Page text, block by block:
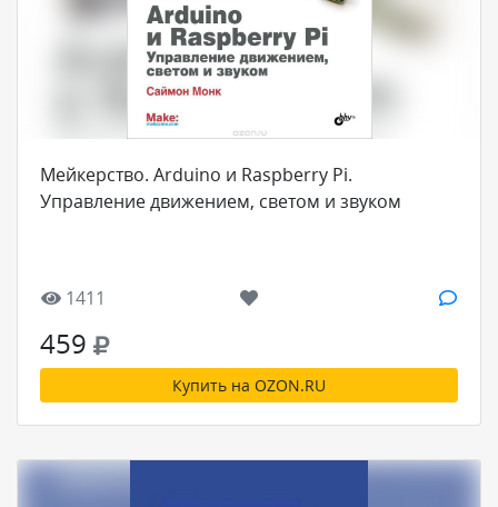
Мейкерство. Arduino и Raspberry Pi.
Управление движением, светом и звуком
1411
459
Купить на OZON.RU